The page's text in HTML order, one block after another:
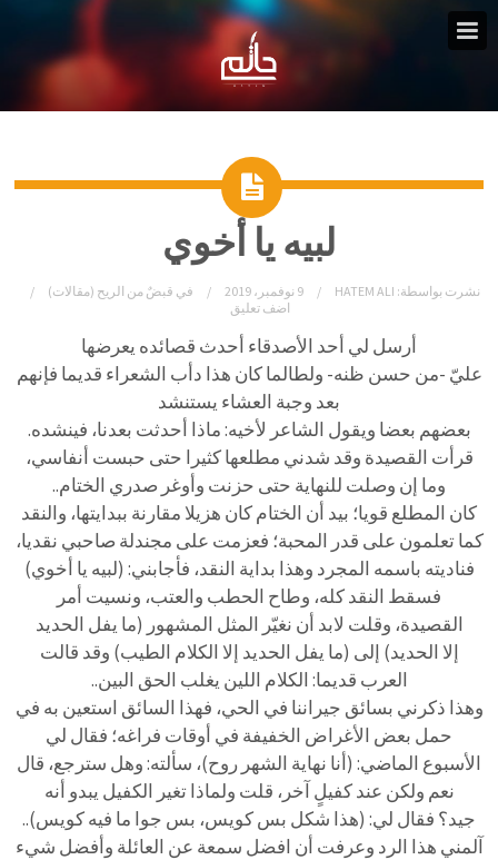
لبيه يا أخوي
نشرت بواسطة: HATEM ALI 9 نوفمبر، 2019 في قبضٌ من الريح (مقالات)
اضف تعليق
أرسل لي أحد الأصدقاء أحدث قصائده يعرضها
عليّ -من حسن ظنه- ولطالما كان هذا دأب الشعراء قديما فإنهم
بعد وجبة العشاء يستنشد
بعضهم بعضا ويقول الشاعر لأخيه: ماذا أحدثت بعدنا، فينشده.
قرأت القصيدة وقد شدني مطلعها كثيرا حتى حبست أنفاسي،
وما إن وصلت للنهاية حتى حزنت وأوغر صدري الختام..
كان المطلع قويا؛ بيد أن الختام كان هزيلا مقارنة ببدايتها، والنقد
كما تعلمون على قدر المحبة؛ فعزمت على مجندلة صاحبي نقديا،
فناديته باسمه المجرد وهذا بداية النقد، فأجابني: (لبيه يا أخوي)
فسقط النقد كله، وطاح الحطب والعتب، ونسيت أمر
القصيدة، وقلت لابد أن نغيّر المثل المشهور (ما يفل الحديد
إلا الحديد) إلى (ما يفل الحديد إلا الكلام الطيب) وقد قالت
العرب قديما: الكلام اللين يغلب الحق البين..
وهذا ذكرني بسائق جيراننا في الحي، فهذا السائق استعين به في
حمل بعض الأغراض الخفيفة في أوقات فراغه؛ فقال لي
الأسبوع الماضي: (أنا نهاية الشهر روح)، سألته: وهل سترجع، قال
نعم ولكن عند كفيلٍ آخر، قلت ولماذا تغير الكفيل يبدو أنه
جيد؟ فقال لي: (هذا شكل بس كويس، بس جوا ما فيه كويس)..
آلمني هذا الرد وعرفت أن افضل سمعة عن العائلة وأفضل شيء